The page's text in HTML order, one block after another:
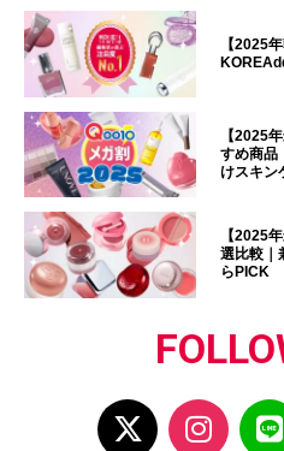
【2025
【2025
すめ商品
けスキン
【2025
選比較｜
らPICK